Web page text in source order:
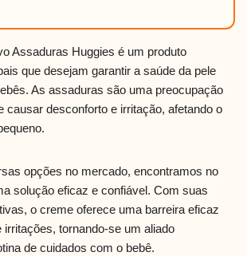
Assaduras Huggies é um produto
que desejam garantir a saúde da pele
As assaduras são uma preocupação
causar desconforto e irritação, afetando o
opções no mercado, encontramos no
solução eficaz e confiável. Com suas
o creme oferece uma barreira eficaz
irritações, tornando-se um aliado
de cuidados com o bebê.